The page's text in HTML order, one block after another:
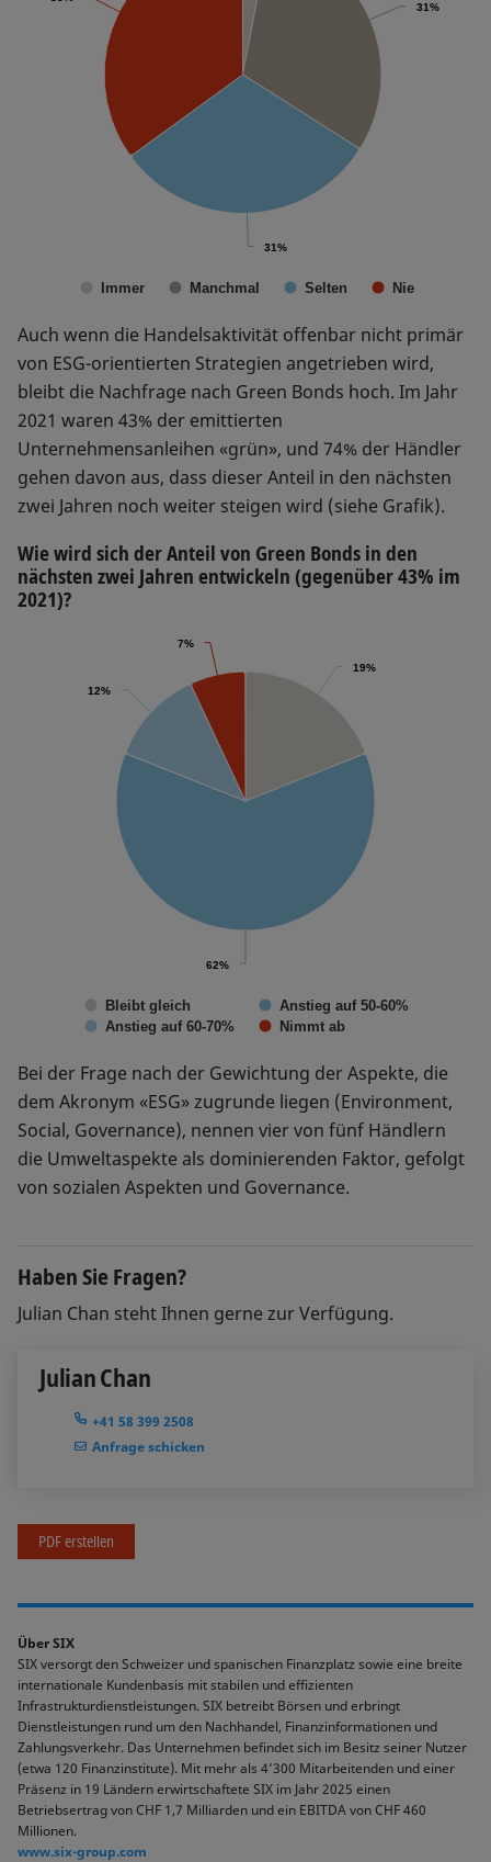
31%
31%
31%
31%
Immer Manchmal Selten Nie
Auch wenn die Handelsaktivität offenbar nicht primär
von ESG-orientierten Strategien angetrieben wird,
bleibt die Nachfrage nach Green Bonds hoch. Im Jahr
2021 waren 43% der emittierten
Unternehmensanleihen «grün», und 74% der Händler
gehen davon aus, dass dieser Anteil in den nächsten
zwei Jahren noch weiter steigen wird (siehe Grafik).
Wie wird sich der Anteil von Green Bonds in den
nächsten zwei Jahren entwickeln (gegenüber 43% im
2021)?
19%
19%
62%
62%
12%
12%
7%
7%
Bleibt gleich
Anstieg auf 50-60%
Anstieg auf 60-70%
Nimmt ab
Bei der Frage nach der Gewichtung der Aspekte, die
dem Akronym «ESG» zugrunde liegen (Environment,
Social, Governance), nennen vier von fünf Händlern
die Umweltaspekte als dominierenden Faktor, gefolgt
von sozialen Aspekten und Governance.
Haben Sie Fragen?
Julian Chan steht Ihnen gerne zur Verfügung.
Julian Chan
+41 58 399 2508
Anfrage schicken
PDF erstellen
Über SIX
SIX versorgt den Schweizer und spanischen Finanzplatz sowie eine breite
internationale Kundenbasis mit stabilen und effizienten
Infrastrukturdienstleistungen. SIX betreibt Börsen und erbringt
Dienstleistungen rund um den Nachhandel, Finanzinformationen und
Zahlungsverkehr. Das Unternehmen befindet sich im Besitz seiner Nutzer
(etwa 120 Finanzinstitute). Mit mehr als 4’300 Mitarbeitenden und einer
Präsenz in 19 Ländern erwirtschaftete SIX im Jahr 2025 einen
Betriebsertrag von CHF 1,7 Milliarden und ein EBITDA von CHF 460
Millionen.
www.six-group.com